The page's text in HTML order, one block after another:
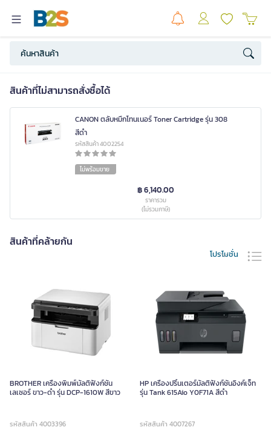
สินค้าที่ไม่สามารถสั่งซื้อได้
CANON ตลับหมึกโทนเนอร์ Toner Cartridge รุ่น 308
สีดำ
รหัสสินค้า 4002254
ไม่พร้อมขาย
฿ 6,140.00
ราคารวม
(ไม่รวมภาษี)
สินค้าที่คล้ายกัน
โปรโมชั่น
BROTHER เครื่องพิมพ์มัลติฟังก์ชัน
เลเซอร์ ขาว-ดำ รุ่น DCP-1610W สีขาว
รหัสสินค้า 4003396
HP เครื่องปริ้นเตอร์มัลติฟังก์ชันอิงค์เจ็ท
รุ่น Tank 615Aio Y0F71A สีดำ
รหัสสินค้า 4007267